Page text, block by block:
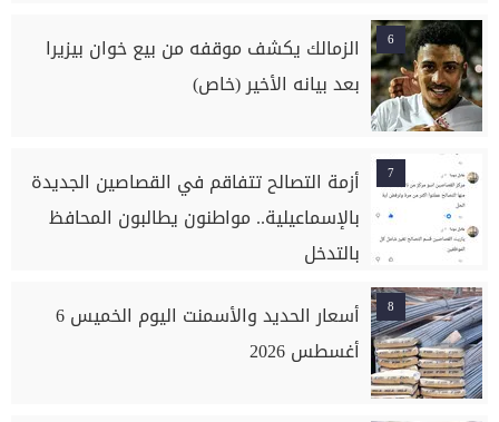
6
الزمالك يكشف موقفه من بيع خوان بيزيرا
بعد بيانه الأخير (خاص)
7
أزمة التصالح تتفاقم في القصاصين الجديدة
بالإسماعيلية.. مواطنون يطالبون المحافظ
بالتدخل
8
أسعار الحديد والأسمنت اليوم الخميس 6
أغسطس 2026